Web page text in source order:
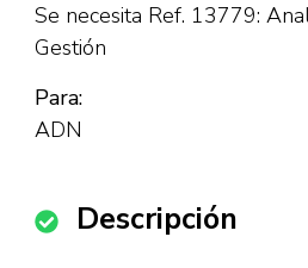
Se necesita Ref. 13779:
Gestión
Para:
ADN
Descripción